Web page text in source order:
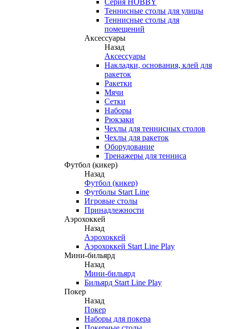
Серия HOBBY
Теннисные столы для улицы
Теннисные столы для
помещений
Аксессуары
Назад
Аксессуары
Накладки, основания, клей для
ракеток
Ракетки
Мячи
Сетки
Наборы
Рюкзаки
Чехлы для теннисных столов
Чехлы для ракеток
Оборудование
Тренажеры для тенниса
Футбол (кикер)
Назад
Футбол (кикер)
Футболы Start Line
Игровые столы
Принадлежности
Аэрохоккей
Назад
Аэрохоккей
Аэрохоккей Start Line Play
Мини-бильярд
Назад
Мини-бильярд
Бильярд Start Line Play
Покер
Назад
Покер
Наборы для покера